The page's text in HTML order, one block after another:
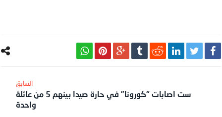
ست اصابات “كورونا” في حارة صيدا بينهم 5 من عائلة
واحدة